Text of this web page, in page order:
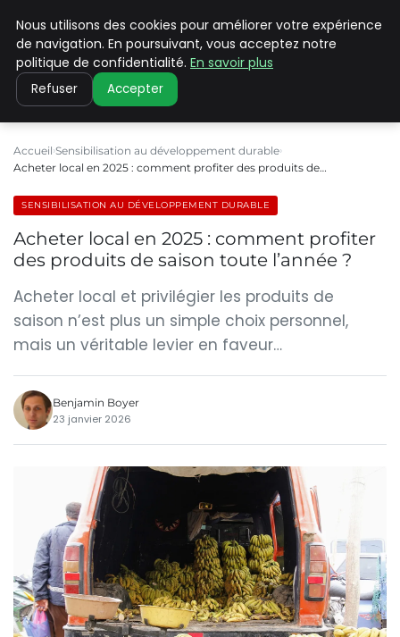
CLIMATE C ADVANCED
Accueil Sensibilisation au développement durable
Acheter local en 2025 : comment profiter des produits de…
SENSIBILISATION AU DÉVELOPPEMENT DURABLE
Acheter local en 2025 : comment profiter
des produits de saison toute l’année ?
Acheter local et privilégier les produits de
saison n’est plus un simple choix personnel,
mais un véritable levier en faveur…
Benjamin Boyer
23 janvier 2026
Nous utilisons des cookies pour améliorer votre expérience
de navigation. En poursuivant, vous acceptez notre
politique de confidentialité. En savoir plus
Refuser Accepter